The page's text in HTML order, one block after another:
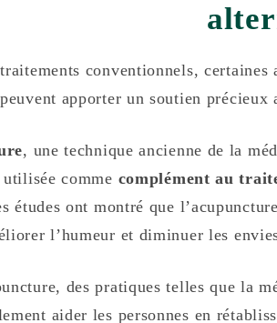
conventionnels, certaines
apporter un soutien précieux
, une technique ancienne de la
comme complément au
études ont montré que
l’humeur et diminuer les
des pratiques telles que la
aider les personnes en